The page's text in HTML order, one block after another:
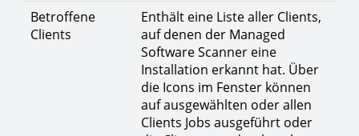
Betroffene
Clients
Enthält eine Liste aller Clients,
auf denen der Managed
Software Scanner eine
Installation erkannt hat. Über
die Icons im Fenster können
auf ausgewählten oder allen
Clients Jobs ausgeführt oder